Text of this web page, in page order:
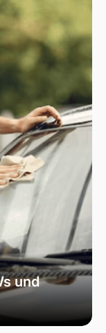
das
ist, um
und
alle